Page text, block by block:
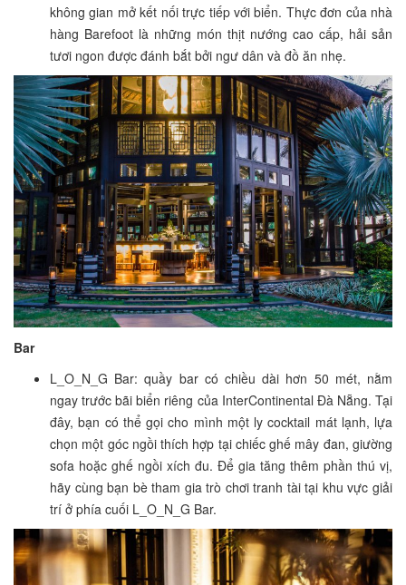
không gian mở kết nối trực tiếp với biển. Thực đơn của nhà
hàng Barefoot là những món thịt nướng cao cấp, hải sản
tươi ngon được đánh bắt bởi ngư dân và đồ ăn nhẹ.
Bar
L_O_N_G Bar: quầy bar có chiều dài hơn 50 mét, nằm
ngay trước bãi biển riêng của InterContinental Đà Nẵng. Tại
đây, bạn có thể gọi cho mình một ly cocktail mát lạnh, lựa
chọn một góc ngồi thích hợp tại chiếc ghế mây đan, giường
sofa hoặc ghế ngồi xích đu. Để gia tăng thêm phần thú vị,
hãy cùng bạn bè tham gia trò chơi tranh tài tại khu vực giải
trí ở phía cuối L_O_N_G Bar.